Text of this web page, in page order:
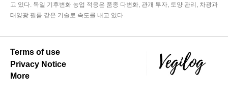
고 있다. 독일 기후변화 농업 적응은 품종 다변화, 관개 투자, 토양 관리, 차광과
태양광 필름 같은 기술로 속도를 내고 있다.
Terms of use
Privacy Notice
More